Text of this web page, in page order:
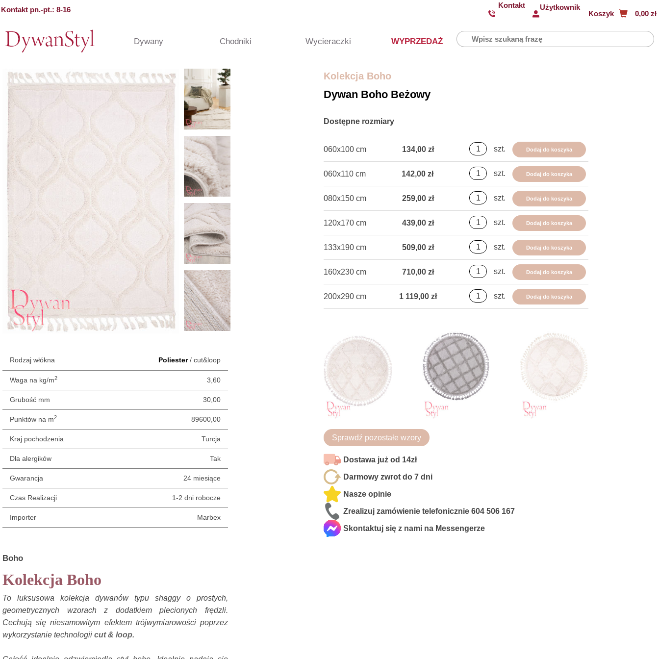
Kontakt pn.-pt.: 8-16
Kontakt Użytkownik
Koszyk 0,00 zł
Dywany Chodniki Wycieraczki WYPRZEDAŻ
Rodzaj włókna Poliester/ cut&loop
Waga na kg/m2 3,60
Grubość mm 30,00
Punktów na m2 89600,00
Kraj pochodzenia Turcja
Dla alergików Tak
Gwarancja 24 miesiące
Czas Realizacji 1-2 dni robocze
Importer Marbex
Boho
Kolekcja Boho
To luksusowa kolekcja dywanów typu shaggy o prostych,
geometrycznych wzorach z dodatkiem plecionych frędzli.
Cechują się niesamowitym efektem trójwymiarowości poprzez
wykorzystanie technologii cut & loop.
Kolekcja Boho
Dywan Boho Beżowy
Dostępne rozmiary
060x100 cm 134,00 zł szt. Dodaj do koszyka
060x110 cm 142,00 zł szt. Dodaj do koszyka
080x150 cm 259,00 zł szt. Dodaj do koszyka
120x170 cm 439,00 zł szt. Dodaj do koszyka
133x190 cm 509,00 zł szt. Dodaj do koszyka
160x230 cm 710,00 zł szt. Dodaj do koszyka
200x290 cm 1 119,00 zł szt. Dodaj do koszyka
Sprawdź pozostałe wzory
Dostawa już od 14zł
Darmowy zwrot do 7 dni
Nasze opinie
Zrealizuj zamówienie telefonicznie 604 506 167
Skontaktuj się z nami na Messengerze